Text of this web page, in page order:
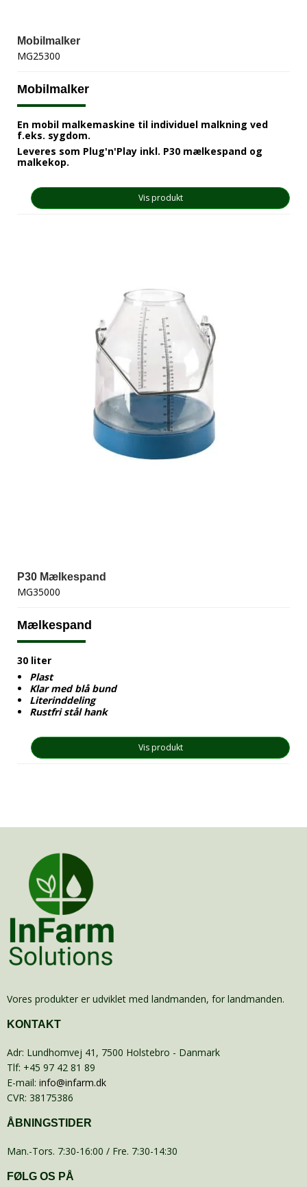
Mobilmalker
MG25300
Mobilmalker
En mobil malkemaskine til individuel malkning ved
f.eks. sygdom.
Leveres som Plug'n'Play inkl. P30 mælkespand og
malkekop.
Vis produkt
P30 Mælkespand
MG35000
Mælkespand
30 liter
Plast
Klar med blå bund
Literinddeling
Rustfri stål hank
Vis produkt
Vores produkter er udviklet med landmanden, for landmanden.
KONTAKT
Adr: Lundhomvej 41 , 7500 Holstebro - Danmark
Tlf: +45 97 42 81 89
E-mail: info@infarm.dk
CVR: 38175386
ÅBNINGSTIDER
Man.-Tors. 7:30-16:00 / Fre. 7:30-14:30
FØLG OS PÅ